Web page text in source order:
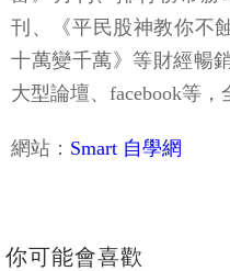
刊、《平民股神教你不
十萬變千萬》等財經暢
大型論壇、facebook等，
網站： Smart 自學網
你可能會喜歡